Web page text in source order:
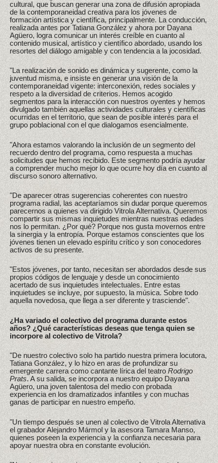
cultural, que buscan generar una zona de difusión apropiada
de la contemporaneidad creativa para los jóvenes de
formación artística y científica, principalmente. La conducción,
realizada antes por Tatiana González y ahora por Dayana
Agüero, logra comunicar un interés creíble en cuanto al
contenido musical, artístico y científico abordado, usando los
resortes del diálogo amigable y con tendencia a la jocosidad.
"La realización de sonido es dinámica y sugerente, como la
juventud misma, e insiste en generar una visión de la
contemporaneidad vigente: interconexión, redes sociales y
respeto a la diversidad de criterios. Hemos acogido
segmentos para la interacción con nuestros oyentes y hemos
divulgado también aquellas actividades culturales y científicas
ocurridas en el territorio, que sean de posible interés para el
grupo poblacional con el que dialogamos esencialmente.
"Ahora estamos valorando la inclusión de un segmento del
recuerdo dentro del programa, como respuesta a muchas
solicitudes que hemos recibido. Este segmento podría ayudar
a comprender mucho mejor lo que ocurre hoy día en cuanto al
discurso sonoro alternativo.
"De aparecer otras sugerencias coherentes con nuestro
programa radial, las aceptaríamos sin dudar porque queremos
parecernos a quienes va dirigido Vitrola Alternativa. Queremos
compartir sus mismas inquietudes mientras nuestras edades
nos lo permitan. ¿Por qué? Porque nos gusta movernos entre
la sinergia y la entropía. Porque estamos conscientes que los
jóvenes tienen un elevado espíritu crítico y son conocedores
activos de su presente.
"Estos jóvenes, por tanto, necesitan ser abordados desde sus
propios códigos de lenguaje y desde un conocimiento
acertado de sus inquietudes intelectuales. Entre estas
inquietudes se incluye, por supuesto, la música. Sobre todo
aquella novedosa, que llega a ser diferente y trasciende".
¿Ha variado el colectivo del programa durante estos
años? ¿Qué características deseas que tenga quien se
incorpore al colectivo de Vitrola?
"De nuestro colectivo solo ha partido nuestra primera locutora,
Tatiana González, y lo hizo en aras de profundizar su
emergente carrera como cantante lírica del teatroRodrigo
Prats. A su salida, se incorpora a nuestro equipo Dayana
Agüero, una joven talentosa del medio con probada
experiencia en los dramatizados infantiles y con muchas
ganas de participar en nuestro empeño.
"Un tiempo después se unen al colectivo de Vitrola Alternativa
el grabador Alejandro Mármol y la asesora Tamara Manso,
quienes poseen la experiencia y la confianza necesaria para
apoyar nuestra obra en constante evolución.